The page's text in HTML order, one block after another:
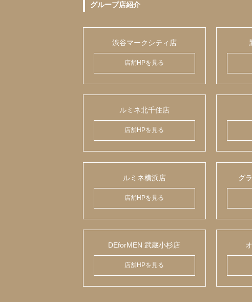
グループ店紹介
渋谷マークシティ店
店舗HPを見る
ルミネ北千住店
店舗HPを見る
ルミネ横浜店
店舗HPを見る
グ
DEforMEN 武蔵小杉店
店舗HPを見る